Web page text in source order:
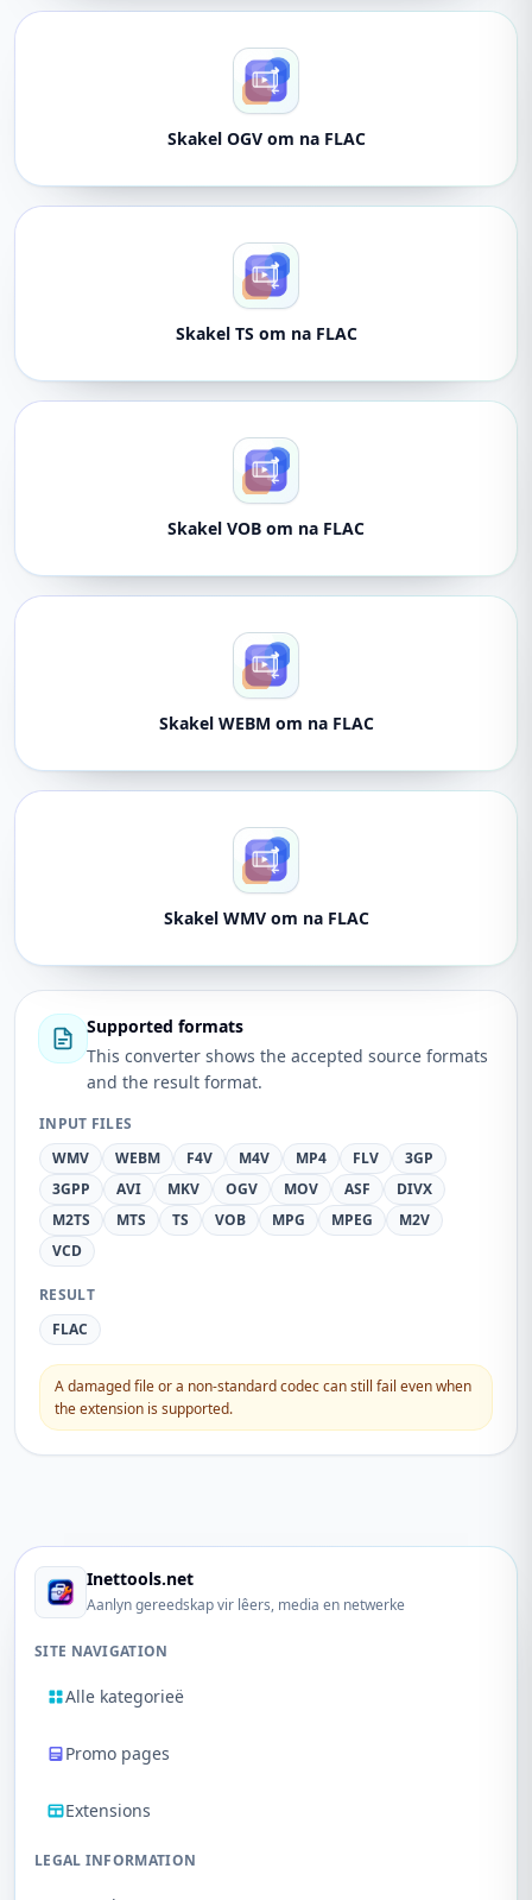
Skakel OGV om na FLAC
Skakel TS om na FLAC
Skakel VOB om na FLAC
Skakel WEBM om na FLAC
Skakel WMV om na FLAC
Supported formats
This converter shows the accepted source formats
and the result format.
INPUT FILES
WMV
WEBM F4V M4V MP4 FLV
3GP
3GPP
AVI MKV OGV MOV ASF
DIVX
M2TS
MTS TS VOB MPG MPEG
M2V
VCD
RESULT
FLAC
A damaged file or a non-standard codec can still fail even when
the extension is supported.
Inettools.net
Aanlyn gereedskap vir lêers, media en netwerke
SITE NAVIGATION
Alle kategorieë
Promo pages
Extensions
LEGAL INFORMATION